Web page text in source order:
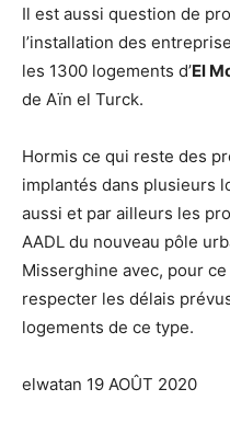
Il est aussi question de
l’installation des
les 1300 logements d’El
de Aïn el Turck.
Hormis ce qui reste des
implantés dans plusieurs
aussi et par ailleurs les
AADL du nouveau pôle
Misserghine avec, pour
respecter les délais
logements de ce type.
elwatan 19 AOÛT 2020